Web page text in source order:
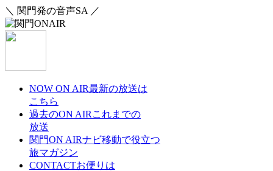
＼ 関門発の音声SA ／
NOW ON AIR最新の放送は
こちら
過去のON AIR これまでの
放送
関門ON AIRナビ移動で役立つ
旅マガジン
CONTACTお便りは